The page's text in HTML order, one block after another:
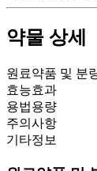
약물 상세
원료약품 및 분
효능효과
용법용량
주의사항
기타정보